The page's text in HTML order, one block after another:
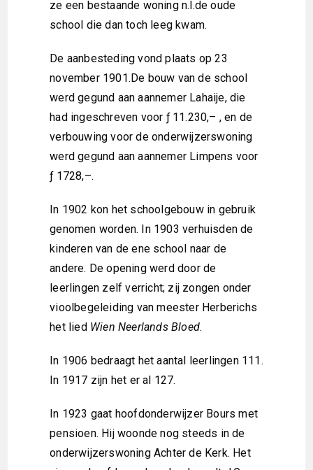
ze een bestaande woning n.l.de oude
school die dan toch leeg kwam.
De aanbesteding vond plaats op 23
november 1901.De bouw van de school
werd gegund aan aannemer Lahaije, die
had ingeschreven voor ƒ 11.230,– , en de
verbouwing voor de onderwijzerswoning
werd gegund aan aannemer Limpens voor
ƒ 1728,–.
In 1902 kon het schoolgebouw in gebruik
genomen worden. In 1903 verhuisden de
kinderen van de ene school naar de
andere. De opening werd door de
leerlingen zelf verricht; zij zongen onder
vioolbegeleiding van meester Herberichs
het lied Wien Neerlands Bloed.
In 1906 bedraagt het aantal leerlingen 111.
In 1917 zijn het er al 127.
In 1923 gaat hoofdonderwijzer Bours met
pensioen. Hij woonde nog steeds in de
onderwijzerswoning Achter de Kerk. Het